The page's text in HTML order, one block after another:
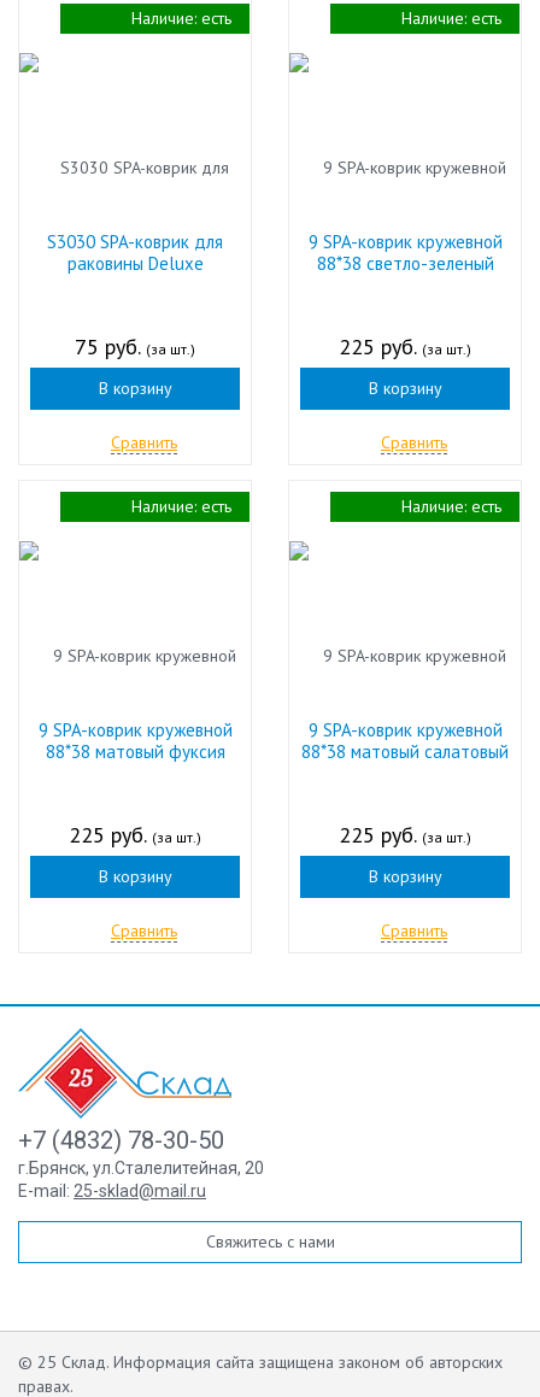
S3030 SPA-коврик для
раковины Deluxe
75 руб. (за шт.)
В корзину
Сравнить
Наличие: есть
9 SPA-коврик кружевной
88*38 светло-зеленый
225 руб. (за шт.)
В корзину
Сравнить
Наличие: есть
9 SPA-коврик кружевной
88*38 матовый фуксия
225 руб. (за шт.)
В корзину
Сравнить
Наличие: есть
9 SPA-коврик кружевной
88*38 матовый салатовый
225 руб. (за шт.)
В корзину
Сравнить
Наличие: есть
+7 (4832) 78-30-50
г.Брянск, ул.Сталелитейная, 20
E-mail: 25-sklad@mail.ru
Свяжитесь с нами
© 25 Склад. Информация сайта защищена законом об авторских
правах.